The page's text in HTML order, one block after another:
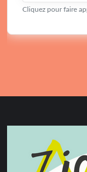
Cliquez pour faire